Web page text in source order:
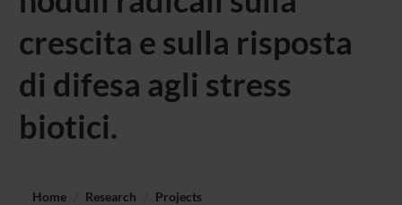
crescita e sulla risposta
di difesa agli stress
biotici.
Home Research
Projects